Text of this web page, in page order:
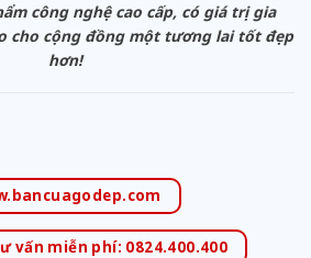
công nghệ cao cấp, có giá trị gia
cho cộng đồng một tương lai tốt đẹp
hơn!
vấn miễn phí: 0824.400.400